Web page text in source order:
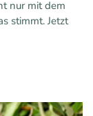
nur mit dem
stimmt. Jetzt